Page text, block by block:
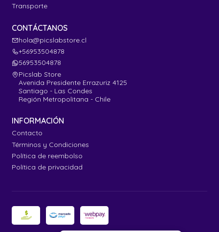
Transporte
CONTÁCTANOS
hola@picslabstore.cl
+56953504878
56953504878
Picslab Store
Avenida Presidente Errazuriz 4125
Santiago - Las Condes
Región Metropolitana - Chile
INFORMACIÓN
Contacto
Términos y Condiciones
Política de reembolso
Política de privacidad